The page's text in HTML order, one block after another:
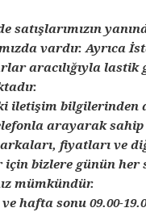
satışlarımızın
vardır. Ayrıca
aracılığıyla lastik
iletişim bilgilerinden
arayarak
fiyatları ve
için bizlere günün her
mümkündür.
hafta sonu 09.00-